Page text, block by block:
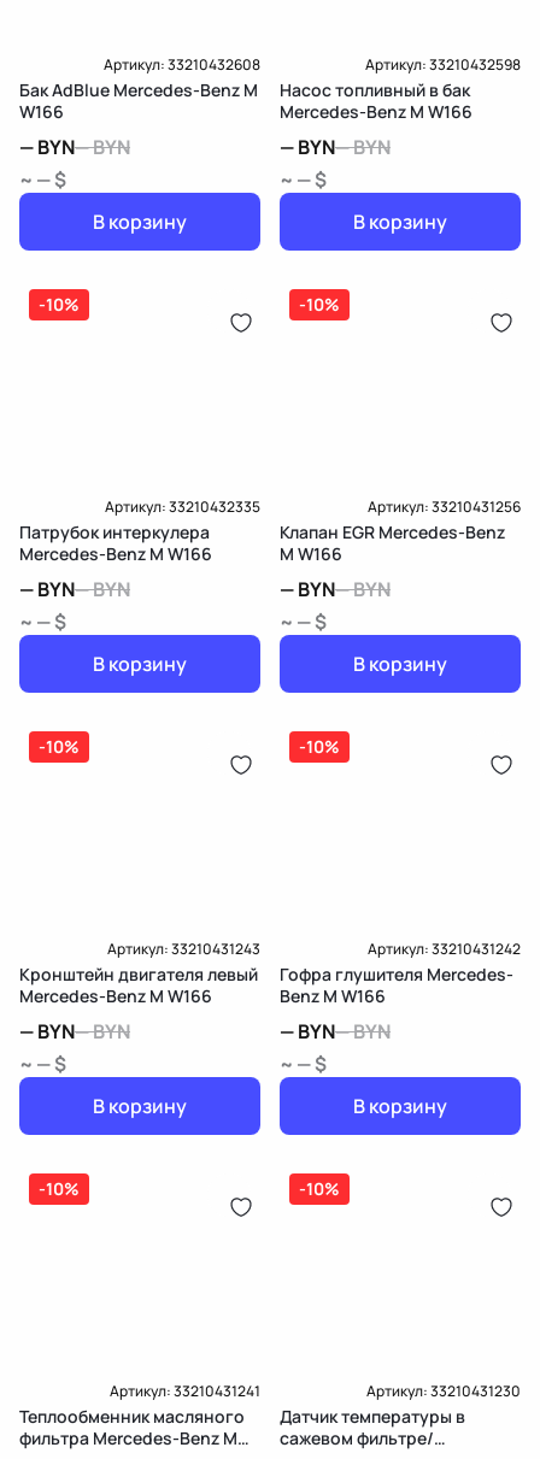
Артикул:33210432608
Бак AdBlue Mercedes-Benz M
W166
—BYN—BYN
~ — $
В корзину
Артикул:33210432598
Насос топливный в бак
Mercedes-Benz M W166
—BYN—BYN
~ — $
В корзину
-10%
Артикул:33210432335
Патрубок интеркулера
Mercedes-Benz M W166
—BYN—BYN
~ — $
В корзину
-10%
Артикул:33210431256
Клапан EGR Mercedes-Benz
M W166
—BYN—BYN
~ — $
В корзину
-10%
Артикул:33210431243
Кронштейн двигателя левый
Mercedes-Benz M W166
—BYN—BYN
~ — $
В корзину
-10%
Артикул:33210431242
Гофра глушителя Mercedes-
Benz M W166
—BYN—BYN
~ — $
В корзину
-10%
Артикул:33210431241
Теплообменник масляного
фильтра Mercedes-Benz M
-10%
Артикул:33210431230
Датчик температуры в
сажевом фильтре/